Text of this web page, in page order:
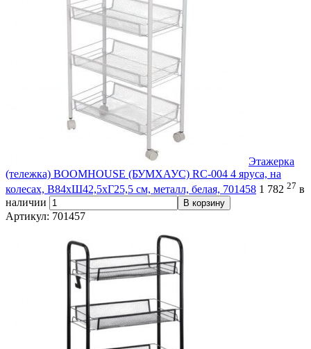
Этажерка
(тележка) BOOMHOUSE (БУМХАУС) RC-004 4 яруса, на
колесах, В84хШ42,5хГ25,5 см, металл, белая, 701458 1 782 27 в
наличии
В корзину
Артикул: 701457